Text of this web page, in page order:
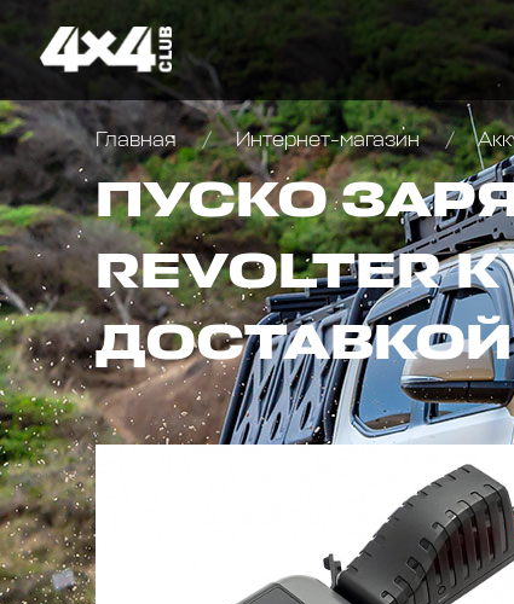
Главная Интернет-магазин
ПУСКО
REVOLTER